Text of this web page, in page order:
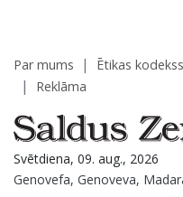
Par mums Ētikas kodekss
Reklāma
Svētdiena, 09. aug., 2026
Genovefa, Genoveva,